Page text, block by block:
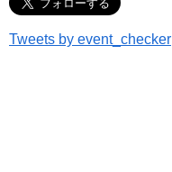
Tweets by event_checker